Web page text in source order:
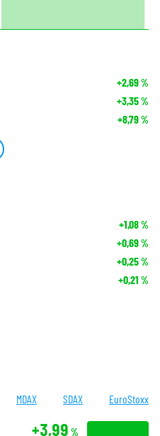
+2,69%
+3,35%
+8,79%
+1,08%
+0,69%
+0,25%
+0,21 %
MDAX SDAX EuroStoxx
+3,99 %